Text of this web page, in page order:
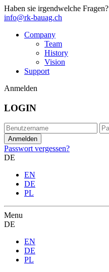
Haben sie irgendwelche Fragen?
info@rk-bauag.ch
Company
Team
History
Vision
Support
Anmelden
LOGIN
Passwort vergessen?
DE
EN
DE
PL
Menu
DE
EN
DE
PL